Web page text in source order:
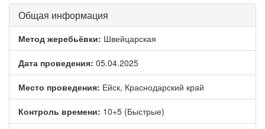
Общая информация
Метод жеребьёвки: Швейцарская
Дата проведения: 05.04.2025
Место проведения: Ейск, Краснодарский край
Контроль времени: 10+5 (Быстрые)